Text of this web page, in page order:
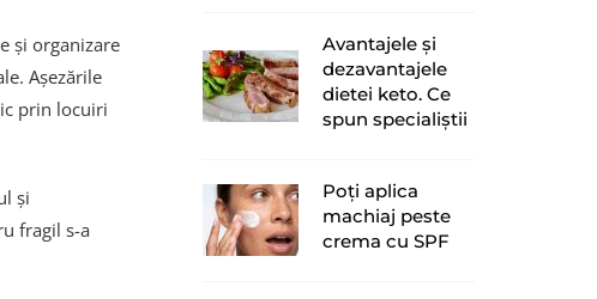
și organizare
Așezările
prin locuiri
și
fragil s-a
Avantajele și
dezavantajele
dietei keto. Ce
spun specialiștii
Poți aplica
machiaj peste
crema cu SPF